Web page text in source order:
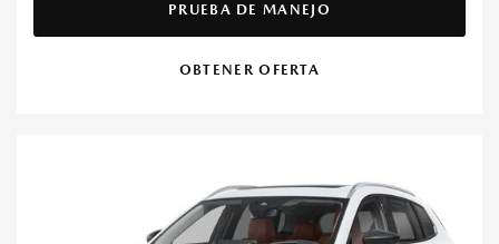
PRUEBA DE MANEJO
OBTENER OFERTA